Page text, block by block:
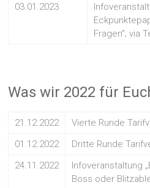
03.01.2023
Fragen”; via
Was wir 2022 für
21.12.2022
Vierte Runde
01.12.2022
Dritte Runde
24.11.2022
Infoveranstaltung
Boss oder